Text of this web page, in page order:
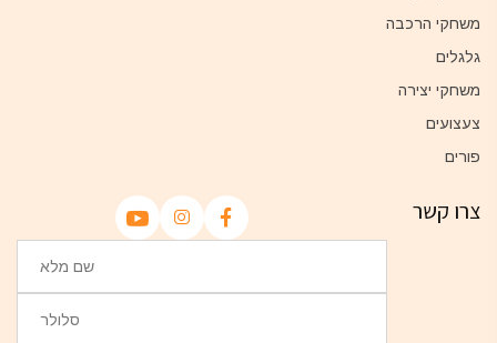
משחקי הרכבה
גלגלים
משחקי יצירה
צעצועים
פורים
צרו קשר